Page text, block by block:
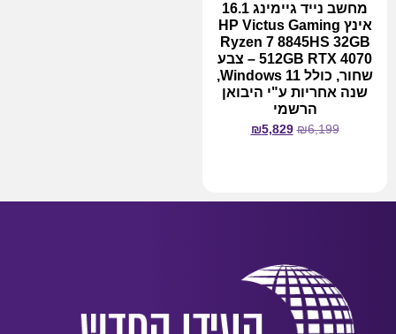
מחשב נייד גיימינג 16.1
אינץ HP Victus Gaming
Ryzen 7 8845HS 32GB
512GB RTX 4070 – צבע
שחור, כולל Windows 11,
שנה אחריות ע"י היבואן
הרשמי
₪6,199
₪5,829